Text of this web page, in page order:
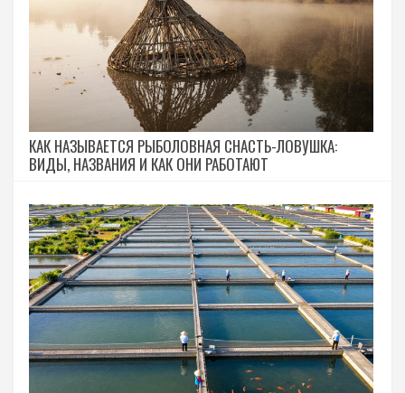
КАК НАЗЫВАЕТСЯ РЫБОЛОВНАЯ СНАСТЬ-ЛОВУШКА:
ВИДЫ, НАЗВАНИЯ И КАК ОНИ РАБОТАЮТ